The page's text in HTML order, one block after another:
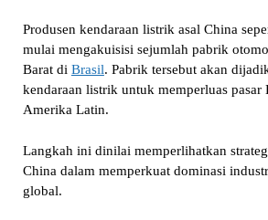
Produsen kendaraan listrik asal China
mulai mengakuisisi sejumlah pabrik
Barat di Brasil. Pabrik tersebut akan
kendaraan listrik untuk memperluas pasar
Amerika Latin.
Langkah ini dinilai memperlihatkan
China dalam memperkuat dominasi
global.